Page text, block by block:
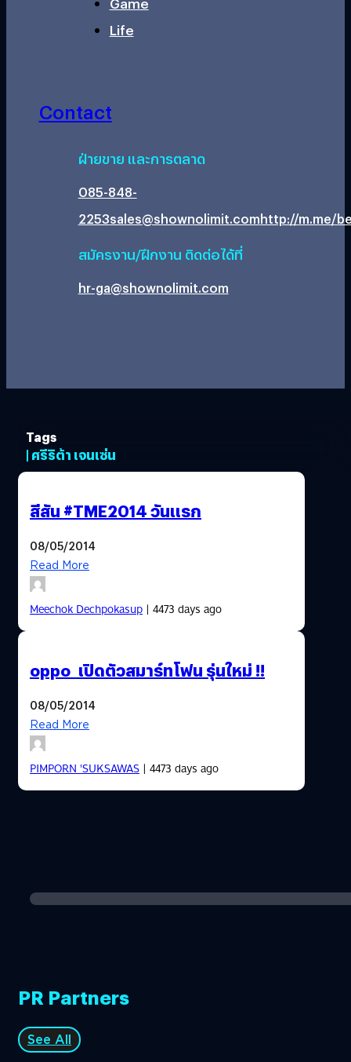
Life
Contact
ฝ่ายขาย และการตลาด
085-848-
2253sales@shownolimit.comhttp://m.me/
สมัครงาน/ฝึกงาน ติดต่อได้ที่
hr-ga@shownolimit.com
Tags
| ศรีริต้า เจนเซ่น
สีสัน #TME2014 วันแรก
08/05/2014
Read More
Meechok Dechpokasup| 4473 days ago
oppo เปิดตัวสมาร์ทโฟน รุ่นใหม่ !!
08/05/2014
Read More
PIMPORN 'SUKSAWAS| 4473 days ago
PR Partners
See All